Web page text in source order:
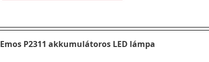
Emos P2311 akkumulátoros LED lámpa